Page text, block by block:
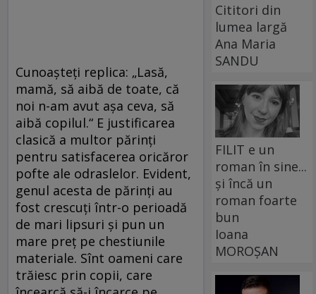
Cunoaşteţi replica: „Lasă,
mamă, să aibă de toate, că
noi n-am avut aşa ceva, să
aibă copilul.“ E justificarea
clasică a multor părinţi
pentru satisfacerea oricăror
pofte ale odraslelor. Evident,
genul acesta de părinţi au
fost crescuţi într-o perioadă
de mari lipsuri şi pun un
mare preţ pe chestiunile
materiale. Sînt oameni care
trăiesc prin copii, care
Cititori din
lumea largă
Ana Maria
SANDU
FILIT e un
roman în sine...
și încă un
roman foarte
bun
Ioana
MOROȘAN